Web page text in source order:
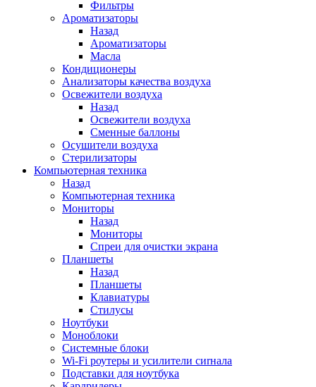
Фильтры
Ароматизаторы
Назад
Ароматизаторы
Масла
Кондиционеры
Анализаторы качества воздуха
Освежители воздуха
Назад
Освежители воздуха
Сменные баллоны
Осушители воздуха
Стерилизаторы
Компьютерная техника
Назад
Компьютерная техника
Мониторы
Назад
Мониторы
Спреи для очистки экрана
Планшеты
Назад
Планшеты
Клавиатуры
Стилусы
Ноутбуки
Моноблоки
Системные блоки
Wi-Fi роутеры и усилители сиrнала
Подставки для ноутбука